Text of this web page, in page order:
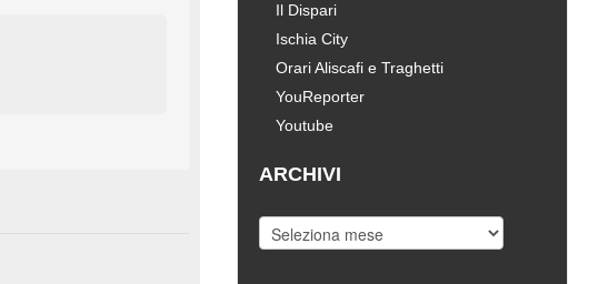
Il Dispari
Ischia City
Orari Aliscafi e Traghetti
YouReporter
Youtube
ARCHIVI